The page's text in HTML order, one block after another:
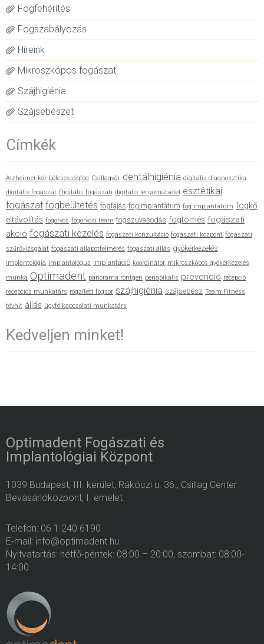
Fogfehérítés
Fogszabályozás
Híreink
Mikroszkópos fogászat
Szájhigiénia
Szájsebészet
Címkék
Alzheimer-kór bölcsességfog Csillagvár dentálhigiénia digitális diagnosztika
digitális fogászat Digitális fogászati digitális lenyomatvétel
esztétikai
fogászat fogbeültetés fogfájás fogimplantátum fog implantátum fogkő
eltávolítás fogorvos fogorvosi team fogszuvasodás fogtömés fogászati
akció fogászati kezelés fogászati konzultáció fogászati központ fogászati
szűrővizsgálat fogászati állapotfelmérés fogászati állás gyökérkezelés
implantológia implantológus implantáció koordinátor mikroszkópos gyökérkezelés
munka Optimadent panoráma röntgen periapikális prevenció recepció
recepciós munkatárs rögzített fogsor szájhigiénia szájsebész Team Fitness
tévhit állás ügyfélkapcsolati munkatárs
Kedveljen minket!
Optimadent Fogászati és
Implantológiai Központ
1039 Budapest, III. kerület, Rákóczi u. 36., Csillag Center
Bevásárlóközpont, I. emelet
Telefon: 06 1 240 6190
E-mail: info@optimadent.hu
Nyitvatartás: hétfő-péntek: 08:00 – 20:00, szombat: 08:00-
14:00